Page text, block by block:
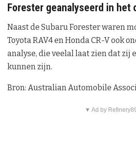
Forester geanalyseerd in het
Naast de Subaru Forester waren
Toyota RAV4 en Honda CR-V ook
analyse, die veelal laat zien dat zij
kunnen zijn.
Bron: Australian Automobile
▼ Ad by